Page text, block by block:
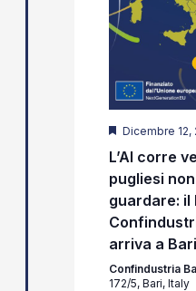
Segnalati
Dicembre 12,
L’AI corre
pugliesi
guardare: il
arriva a Bari
Confindustria
172/5, Bari, Italy